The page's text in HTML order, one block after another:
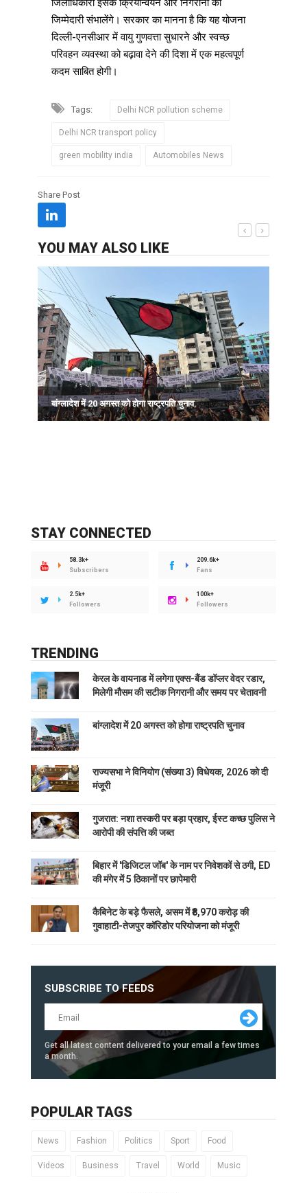
जिलाधिकारी इसके क्रियान्वयन और निगरानी की
जिम्मेदारी संभालेंगे। सरकार का मानना है कि यह योजना
दिल्ली-एनसीआर में वायु गुणवत्ता सुधारने और स्वच्छ
परिवहन व्यवस्था को बढ़ावा देने की दिशा में एक महत्वपूर्ण
कदम साबित होगी।
Tags: Delhi NCR pollution scheme
Delhi NCR transport policy
green mobility india Automobiles News
Share Post
YOU MAY ALSO LIKE
बांग्लादेश में 20 अगस्त को होगा राष्ट्रपति चुनाव.
STAY CONNECTED
58.3k+
Subscribers
209.6k+
Fans
2.5k+
Followers
100k+
Followers
TRENDING
केरल के वायनाड में लगेगा एक्स-बैंड डॉप्लर वेदर रडार,
मिलेगी मौसम की सटीक निगरानी और समय पर चेतावनी
बांग्लादेश में 20 अगस्त को होगा राष्ट्रपति चुनाव
राज्यसभा ने विनियोग (संख्या 3) विधेयक, 2026 को दी
मंजूरी
गुजरात: नशा तस्करी पर बड़ा प्रहार, ईस्ट कच्छ पुलिस ने
आरोपी की संपत्ति की जब्त
बिहार में 'डिजिटल जॉब' के नाम पर निवेशकों से ठगी, ED
की मंगेर में 5 ठिकानों पर छापेमारी
कैबिनेट के बड़े फैसले, असम में ₹8,970 करोड़ की
गुवाहाटी-तेजपुर कॉरिडोर परियोजना को मंजूरी
SUBSCRIBE TO FEEDS
Get all latest content delivered to your email a few times
a month.
POPULAR TAGS
News Fashion Politics Sport Food
Videos Business Travel World Music